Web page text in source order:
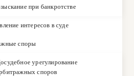
при банкротстве
интересов в суде
споры
урегулирование
споров